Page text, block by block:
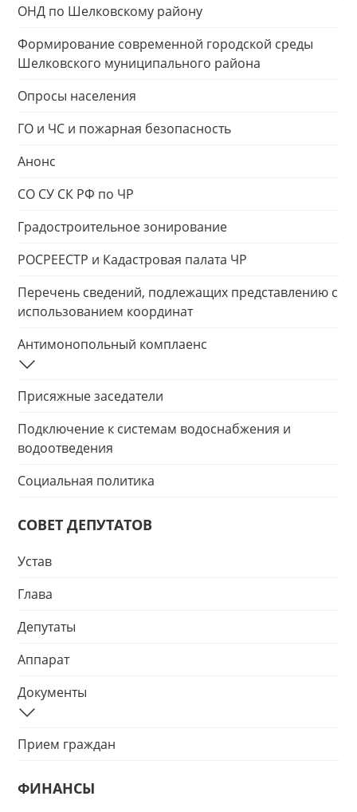
ОНД по Шелковскому району
Формирование современной городской среды
Шелковского муниципального района
Опросы населения
ГО и ЧС и пожарная безопасность
Анонс
СО СУ СК РФ по ЧР
Градостроительное зонирование
РОСРЕЕСТР и Кадастровая палата ЧР
Перечень сведений, подлежащих представлению с
использованием координат
Антимонопольный комплаенс
Присяжные заседатели
Подключение к системам водоснабжения и
водоотведения
Социальная политика
СОВЕТ ДЕПУТАТОВ
Устав
Глава
Депутаты
Аппарат
Документы
Прием граждан
ФИНАНСЫ